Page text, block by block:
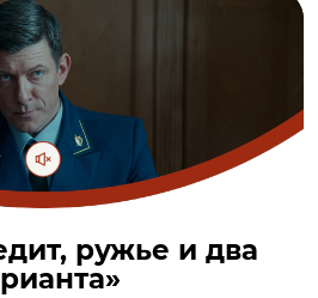
ружье и два